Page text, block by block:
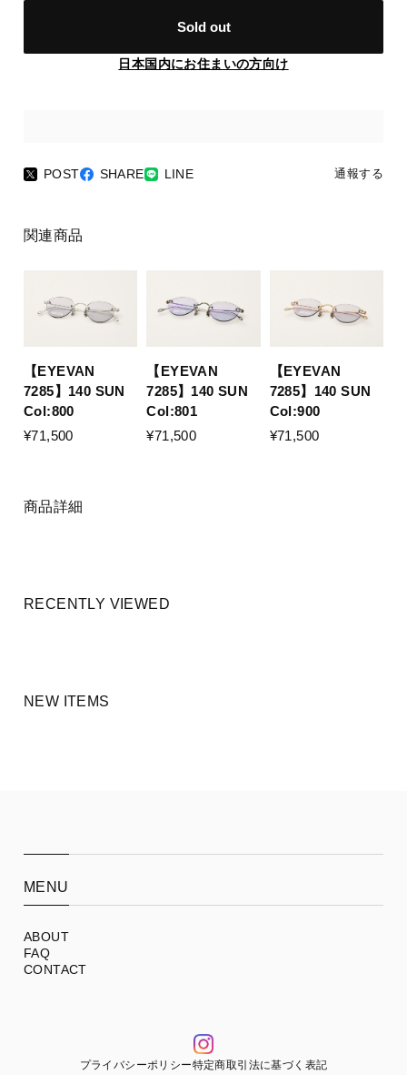
Sold out
日本国内にお住まいの方向け
POST SHARE LINE 通報する
関連商品
【EYEVAN
7285】140 SUN
Col:800
¥71,500
【EYEVAN
7285】140 SUN
Col:801
¥71,500
【EYEVAN
7285】140 SUN
Col:900
¥71,500
商品詳細
RECENTLY VIEWED
NEW ITEMS
MENU
ABOUT
FAQ
CONTACT
プライバシーポリシー特定商取引法に基づく表記